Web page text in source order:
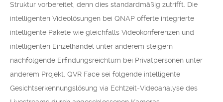
Struktur vorbereitet, denn dies standardmäßig zutrifft. Die
intelligenten Videolösungen bei QNAP offerte integrierte
intelligente Pakete wie gleichfalls Videokonferenzen und
intelligenten Einzelhandel unter anderem steigern
nachfolgende Erfindungsreichtum bei Privatpersonen unter
anderem Projekt. QVR Face sei folgende intelligente
Gesichtserkennungslösung via Echtzeit-Videoanalyse des